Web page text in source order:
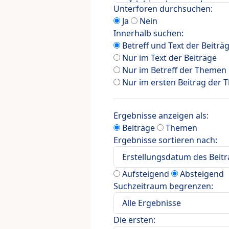
Unterforen durchsuchen:
Ja
Nein
Innerhalb suchen:
Betreff und Text der
Nur im Text der Beiträge
Nur im Betreff der Themen
Nur im ersten Beitrag der
Ergebnisse anzeigen als:
Beiträge
Themen
Ergebnisse sortieren nach:
Aufsteigend
Absteigend
Suchzeitraum begrenzen:
Die ersten: